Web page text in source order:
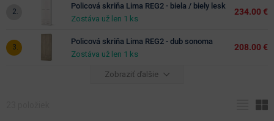
Policová skriňa Lima REG2 - biela / biely lesk
Zostáva už len 1 ks
234.00 €
Policová skriňa Lima REG2 - dub sonoma
Zostáva už len 1 ks
208.00 €
Zobraziť ďalšie
Hĺbka
farebné